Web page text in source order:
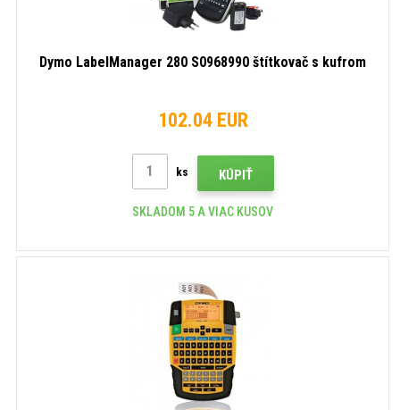
Dymo LabelManager 280 S0968990 štítkovač s kufrom
102.04 EUR
ks KÚPIŤ
SKLADOM 5 A VIAC KUSOV